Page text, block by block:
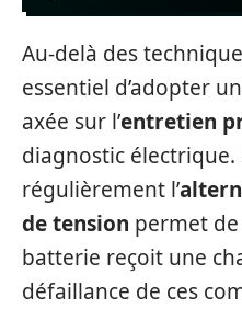
Au-delà des
essentiel d’adopter
axée sur l’entretien
diagnostic
régulièrement l’
de tension permet de
batterie reçoit une
défaillance de ces